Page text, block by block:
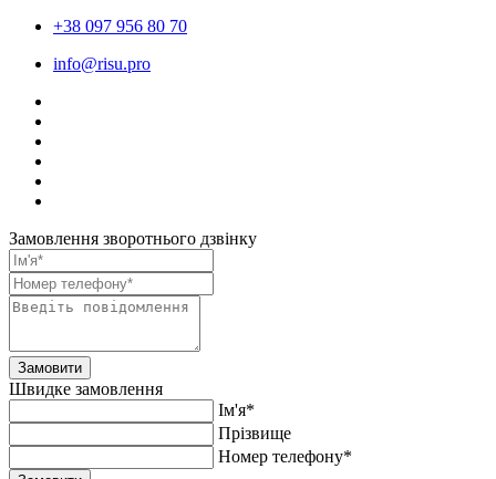
+38 097 956 80 70
info@risu.pro
Замовлення зворотнього дзвінку
Замовити
Швидке замовлення
Ім'я*
Прiзвище
Номер телефону*